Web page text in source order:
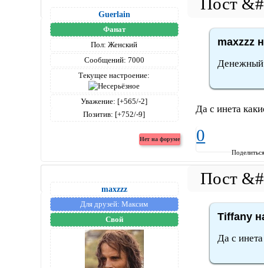
Guerlain
Фанат
Пол: Женский
Сообщений: 7000
Текущее настроение:
Уважение: [+565/-2]
Позитив: [+752/-9]
maxzzz
Денежный
Да с инета
0
maxzzz
Для друзей: Максим
Свой
Tiffany
Да с